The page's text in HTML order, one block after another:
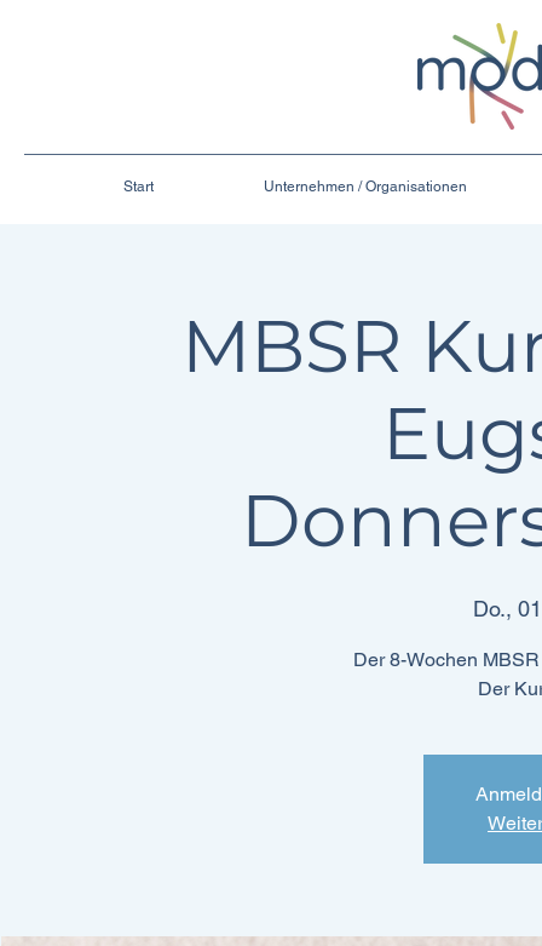
Start Unternehmen / Organisationen
MBSR
Do.,
Der 8-Wochen
Der